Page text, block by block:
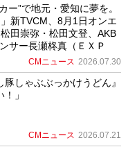
ー”で地元・愛知に夢を。
新TVCM、8月1日オンエ
田崇弥・松田文登、AKB
サー長瀬柊真（ＥＸＰ
CMニュース 2026.07.30
豚しゃぶぶっかけうどん』
」
CMニュース 2026.07.21